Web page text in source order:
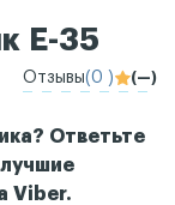
Е-35
Отзывы(0 ) (—)
Ответьте
Viber.